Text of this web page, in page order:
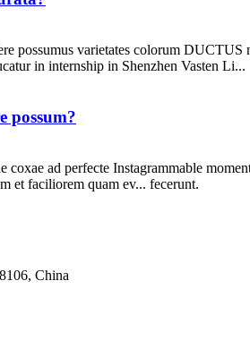
possumus varietates colorum
in internship in Shenzhen Vasten Li...
possum?
ad perfecte Instagrammable
et faciliorem quam ev... fecerunt.
China